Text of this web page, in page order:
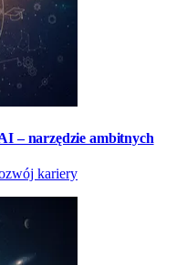
– narzędzie ambitnych
kariery